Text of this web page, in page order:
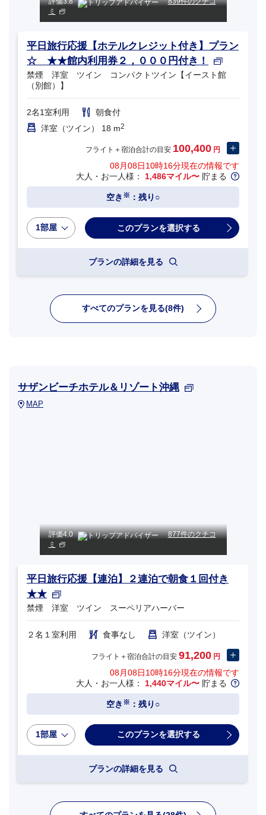
ミ
平日旅行応援【ホテルクレジット付き】プラン
☆ ★★館内利用券２，０００円付き！
禁煙 洋室 ツイン コンパクトツイン【イースト館
（別館）】
2名1室利用
朝食付
洋室（ツイン） 18 m2
フライト＋宿泊合計の目安 100,400 円
08月08日10時16分現在の情報です
大人・お一人様： 1,486マイル〜 貯まる
空き ※ ：残り○
1部屋
プランの詳細を見る
すべてのプランを見る(8件)
サザンビーチホテル＆リゾート沖縄
MAP
評価4.0
877件のクチコ
ミ
平日旅行応援【連泊】２連泊で朝食１回付き
★★
禁煙 洋室 ツイン スーペリアハーバー
２名１室利用 食事なし 洋室（ツイン）
フライト＋宿泊合計の目安 91,200 円
08月08日10時16分現在の情報です
大人・お一人様： 1,440マイル〜 貯まる
空き ※ ：残り○
1部屋
プランの詳細を見る